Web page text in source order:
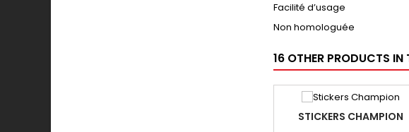
Facilité d’usage
Non homologuée
16 OTHER PRODUCTS IN
STICKERS CHAMPION